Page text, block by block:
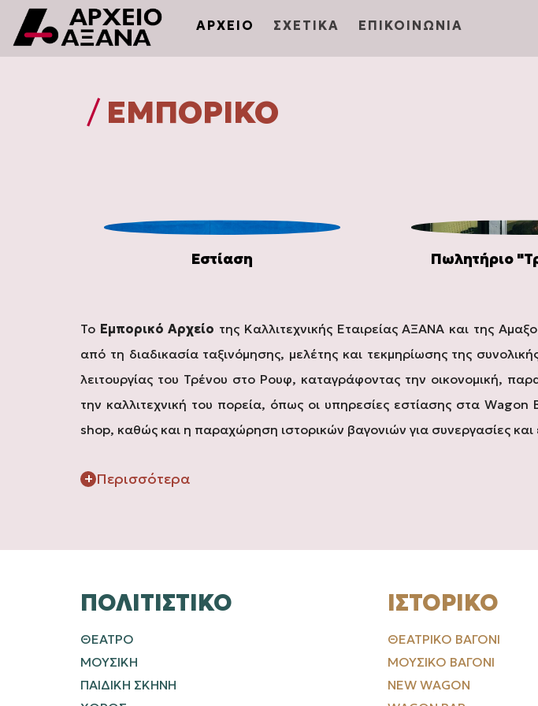
ΑΡΧΕΙΟ ΣΧΕΤΙΚΑ ΕΠΙΚΟΙΝΩΝΙΑ
/ ΕΜΠΟΡΙΚΌ
Εστίαση Πωλητήριο
Το Εμπορικό Αρχείο της Καλλιτεχνικής Εταιρείας ΑΞΑΝΑ και της
από τη διαδικασία ταξινόμησης, μελέτης και τεκμηρίωσης της
λειτουργίας του Τρένου στο Ρουφ, καταγράφοντας την οικονομική,
την καλλιτεχνική του πορεία, όπως οι υπηρεσίες εστίασης στα
shop, καθώς και η παραχώρηση ιστορικών βαγονιών για συνεργασίες και
Περισσότερα
ΠΟΛΙΤΙΣΤΙΚΌ
ΘΕΑΤΡΟ
ΜΟΥΣΙΚΗ
ΠΑΙΔΙΚΗ ΣΚΗΝΗ
ΙΣΤΟΡΙΚΌ
ΘΕΑΤΡΙΚΌ ΒΑΓΌΝΙ
ΜΟΥΣΙΚΌ ΒΑΓΌΝΙ
NEW WAGON